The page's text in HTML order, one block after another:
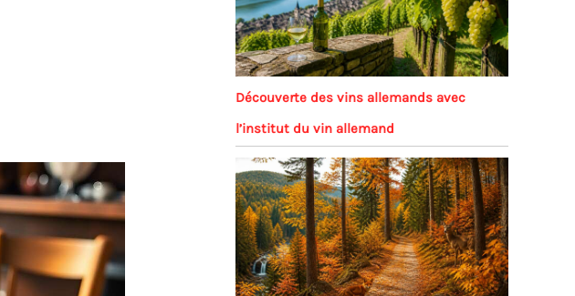
Découverte des vins allemands avec
l’institut du vin allemand